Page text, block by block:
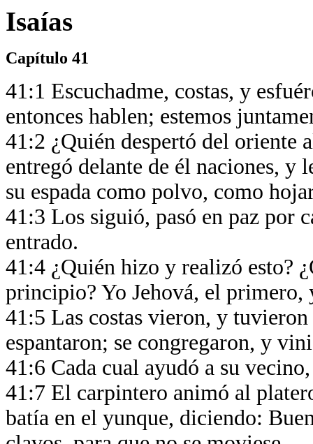
Isaías
Capítulo 41
41:1 Escuchadme, costas, y
entonces hablen; estemos
41:2 ¿Quién despertó del oriente
entregó delante de él naciones, y
su espada como polvo, como
41:3 Los siguió, pasó en paz por
entrado.
41:4 ¿Quién hizo y realizó esto?
principio? Yo Jehová, el
41:5 Las costas vieron, y
espantaron; se congregaron, y
41:6 Cada cual ayudó a su
41:7 El carpintero animó al
batía en el yunque, diciendo: